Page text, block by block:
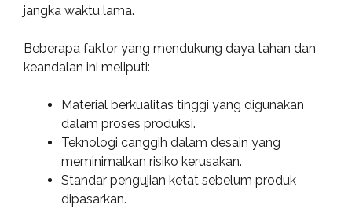
jangka waktu lama.
Beberapa faktor yang mendukung daya tahan dan
keandalan ini meliputi:
Material berkualitas tinggi yang digunakan
dalam proses produksi.
Teknologi canggih dalam desain yang
meminimalkan risiko kerusakan.
Standar pengujian ketat sebelum produk
dipasarkan.